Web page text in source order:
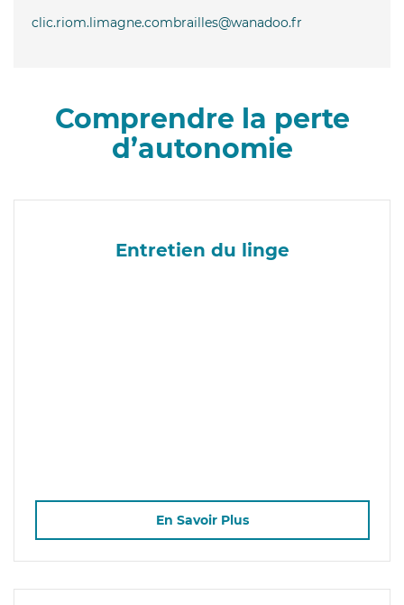
clic.riom.limagne.combrailles@wanadoo.fr
Comprendre la perte
d’autonomie
Entretien du linge
En Savoir Plus